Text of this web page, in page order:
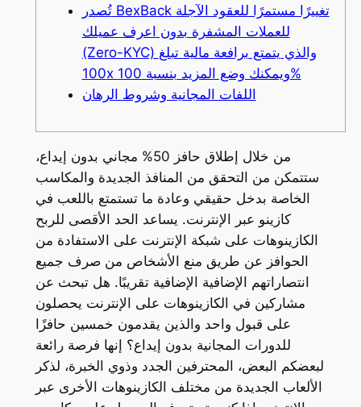
تُصدر BexBack تغييرًا مستمرًا للعقود الآجلة
للعملات المشفرة بدون اعرف عميلك
(Zero-KYC) والذي يتمتع برافعة مالية تبلغ
100x ويمكنك وضع المزيد بنسبة 100%
اللفات المجانية وشروط الرهان
من خلال إطلاق حافز 50% مجاني بدون إيداع،
ستتمكن من التحقق من المنافذ الجديدة والمكاسب
الخاصة بدخل حقيقي وعادة ما تستمتع باللعب في
كازينو عبر الإنترنت. يساعد الحد الأقصى للربح
الكازينوهات على شبكة الإنترنت على الاستفادة من
الحوافز عن طريق منع الأشخاص من صرف جميع
انتصاراتهم الإضافية الإضافية تقريبًا. هل تبحث عن
مشاركين في الكازينوهات على الإنترنت يحصلون
على قبول واحد والذين يقدمون خمسين حافزًا
للدورات المجانية بدون إيداع؟ إنها فرصة رائعة
لبعضكم البعض، المحترفين الجدد وذوي الخبرة، لذكر
الألعاب الجديدة من مختلف الكازينوهات الأخرى عبر